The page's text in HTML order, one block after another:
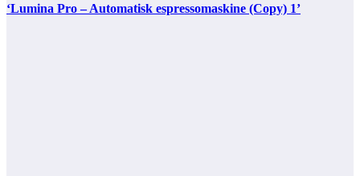
‘Lumina Pro – Automatisk espressomaskine (Copy) 1’